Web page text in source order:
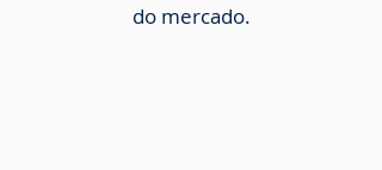
do mercado.